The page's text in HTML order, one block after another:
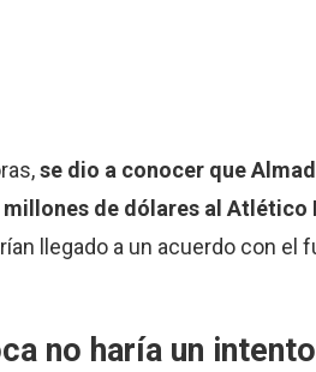
se dio a conocer que
millones de dólares al Atlético
llegado a un acuerdo con
no haría un